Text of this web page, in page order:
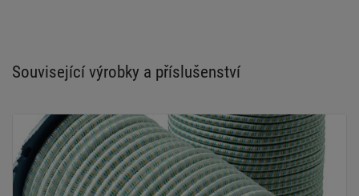
Související výrobky a příslušenství